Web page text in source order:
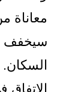
معاناة
سيخفف